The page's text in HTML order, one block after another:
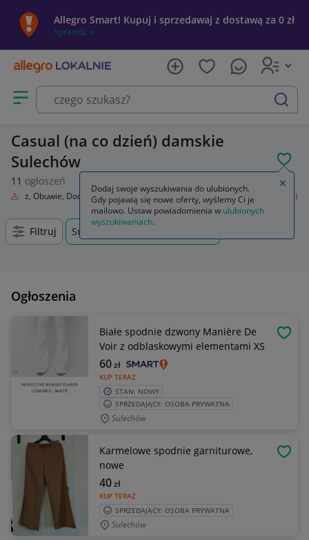
Allegro Smart! Kupuj i sprzedawaj z dostawą za 0 zł
Sprawdź »
Otwórz menu z kategoriami
szukaj
Casual (na co dzień) damskie
Sulechów
11 ogłoszeń
Odzież, Obuwie, Dodatki Odzież damska Spodnie Casual (na co dzień)
Filtruj Sulechów, Lubuskie, +0 km
Ogłoszenia
Białe spodnie dzwony Manière De
Voir z odblaskowymi elementami XS
KUP TERAZ
60zł
STAN: NOWY
SPRZEDAJĄCY: OSOBA PRYWATNA
Sulechów
Karmelowe spodnie garniturowe,
nowe
KUP TERAZ
40zł
SPRZEDAJĄCY: OSOBA PRYWATNA
Sulechów
Dodaj swoje wyszukiwania do ulubionych.
Gdy pojawią się nowe oferty, wyślemy Ci je
mailowo. Ustaw powiadomienia w ulubionych
wyszukiwaniach.